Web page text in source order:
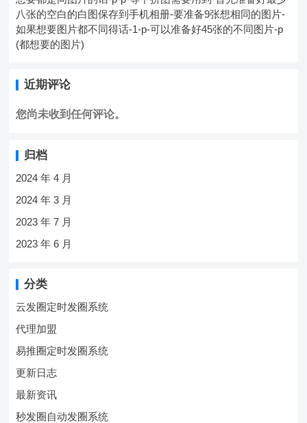
八张的空白的白图保存到手机相册-要准备9张想相同的图片-
如果想要图片都不同得话-1-p-可以准备好45张的不同图片-p
(都想要的图片)
近期评论
您尚未收到任何评论。
归档
2024 年 4 月
2024 年 3 月
2023 年 7 月
2023 年 6 月
分类
云发圈定时发圈系统
代理加盟
易推圈定时发圈系统
更新日志
最新资讯
秒发圈自动发圈系统